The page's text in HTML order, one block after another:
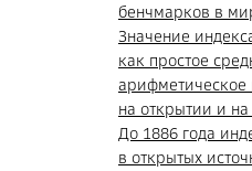
бенчмарков в
Значение
как простое
арифметическое
на открытии и
До 1886 года
в открытых